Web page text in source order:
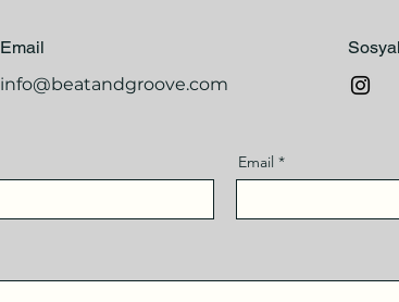
Email
info@beatandgroove.com
Email